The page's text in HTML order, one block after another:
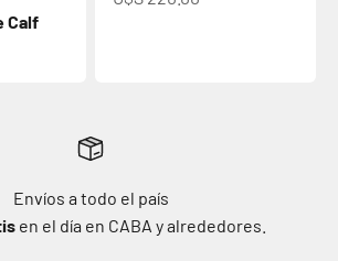
Calf
Envíos a todo el país
en el día en CABA y alrededores.